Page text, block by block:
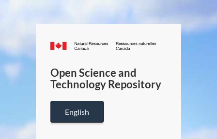
Canada.ca
/
Canada
Open Science and
Technology Repository
English